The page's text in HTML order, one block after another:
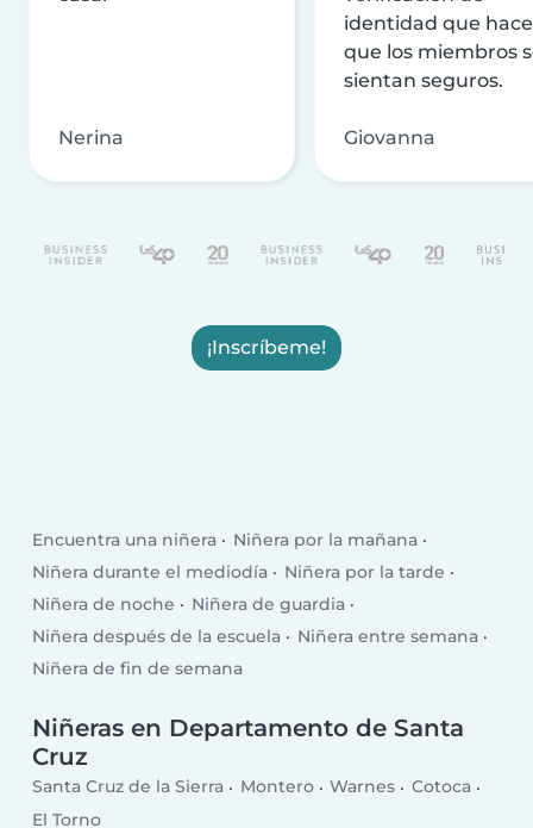
Nerina
identidad que
que los miembros
sientan seguros.
Giovanna
¡Inscríbeme!
Encuentra una niñera
Niñera por la mañana
Niñera durante el mediodía
Niñera por la tarde
Niñera de noche
Niñera de guardia
Niñera después de la escuela
Niñera entre semana
Niñera de fin de semana
Niñeras en Departamento de Santa
Cruz
Santa Cruz de la Sierra Montero Warnes
Cotoca
El Torno